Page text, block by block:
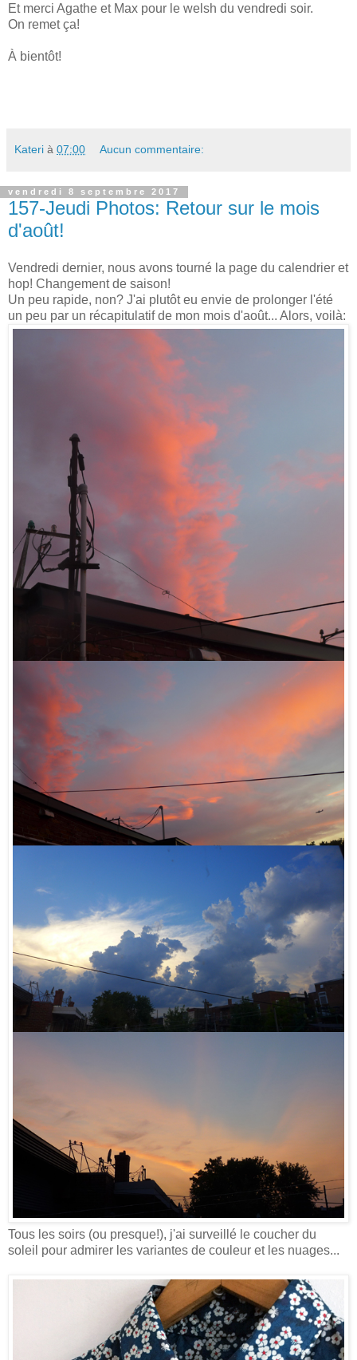
Et merci Agathe et Max pour le welsh du vendredi soir.
On remet ça!
À bientôt!
Kateri à 07:00 Aucun commentaire:
vendredi 8 septembre 2017
157-Jeudi Photos: Retour sur le mois
d'août!
Vendredi dernier, nous avons tourné la page du calendrier et
hop! Changement de saison!
Un peu rapide, non? J'ai plutôt eu envie de prolonger l'été
un peu par un récapitulatif de mon mois d'août... Alors, voilà:
Tous les soirs (ou presque!), j'ai surveillé le coucher du
soleil pour admirer les variantes de couleur et les nuages...